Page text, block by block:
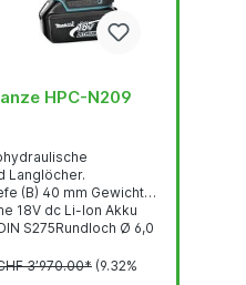
HPC-N209
Langlöcher.
18V dc Li-Ion Akku
S275Rundloch Ø 6,0
2,0 -
3’970.00* (9.32%